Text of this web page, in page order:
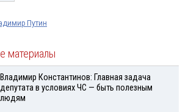
Путин
материалы
Владимир Константинов: Главная задача
депутата в условиях ЧС — быть полезным
людям